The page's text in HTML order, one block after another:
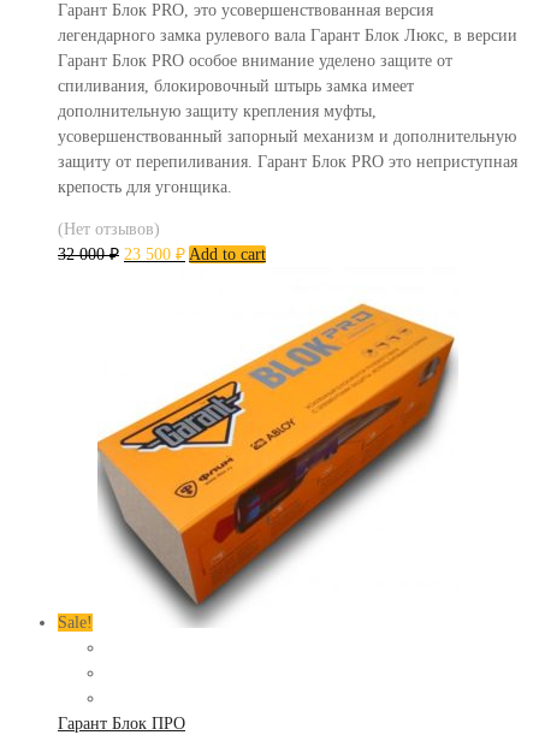
Гарант Блок PRO, это усовершенствованная версия
легендарного замка рулевого вала Гарант Блок Люкс, в версии
Гарант Блок PRO особое внимание уделено защите от
спиливания, блокировочный штырь замка имеет
дополнительную защиту крепления муфты,
усовершенствованный запорный механизм и дополнительную
защиту от перепиливания. Гарант Блок PRO это неприступная
крепость для угонщика.
(Нет отзывов)
32 000₽ 23 500 ₽ Add to cart
Sale!
Гарант Блок ПРО